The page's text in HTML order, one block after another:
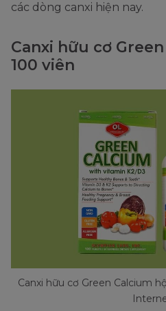
các dòng canxi hiện nay.
Canxi hữu cơ
100 viên
Canxi hữu cơ Green Calcium